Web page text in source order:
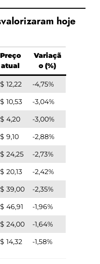
hoje
Preço
atual
Variaçã
o (%)
12,22
-4,75%
10,53
-3,04%
4,20
-3,00%
9,10
-2,88%
24,25
-2,73%
20,13
-2,42%
39,00
-2,35%
46,91
-1,96%
24,00
-1,64%
14,32 -1,58%